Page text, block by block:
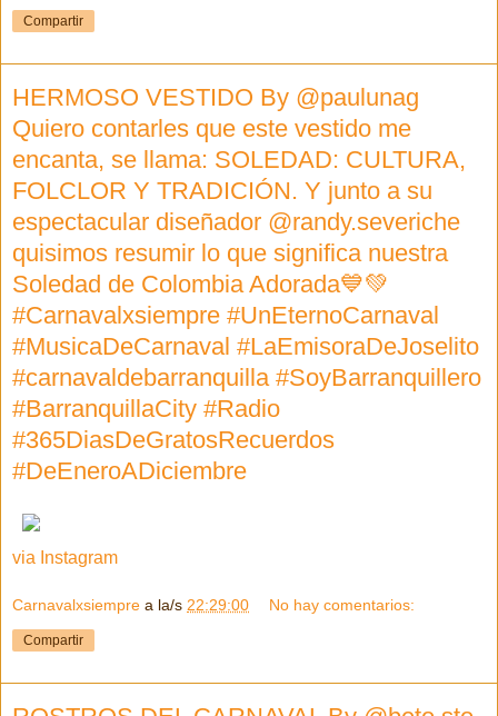
Compartir
HERMOSO VESTIDO By @paulunag
Quiero contarles que este vestido me
encanta, se llama: SOLEDAD: CULTURA,
FOLCLOR Y TRADICIÓN. Y junto a su
espectacular diseñador @randy.severiche
quisimos resumir lo que significa nuestra
Soledad de Colombia Adorada💙💚
#Carnavalxsiempre #UnEternoCarnaval
#MusicaDeCarnaval #LaEmisoraDeJoselito
#carnavaldebarranquilla #SoyBarranquillero
#BarranquillaCity #Radio
#365DiasDeGratosRecuerdos
#DeEneroADiciembre
via Instagram
Carnavalxsiempre a la/s 22:29:00 No hay comentarios:
Compartir